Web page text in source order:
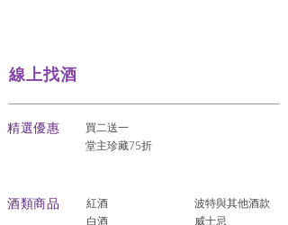
線上找酒
​精選優惠
買二送一
堂主珍藏75折
酒類商品
紅酒
白酒
波特與其他酒款
威士忌